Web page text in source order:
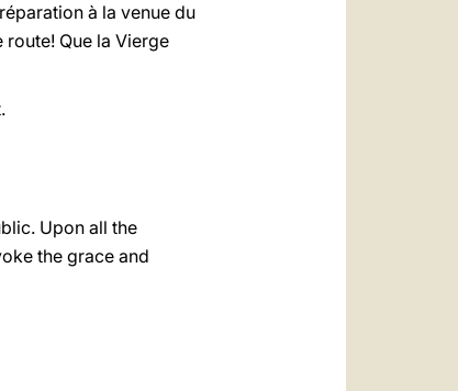
à la venue du
route! Que la Vierge
Upon all the
the grace and